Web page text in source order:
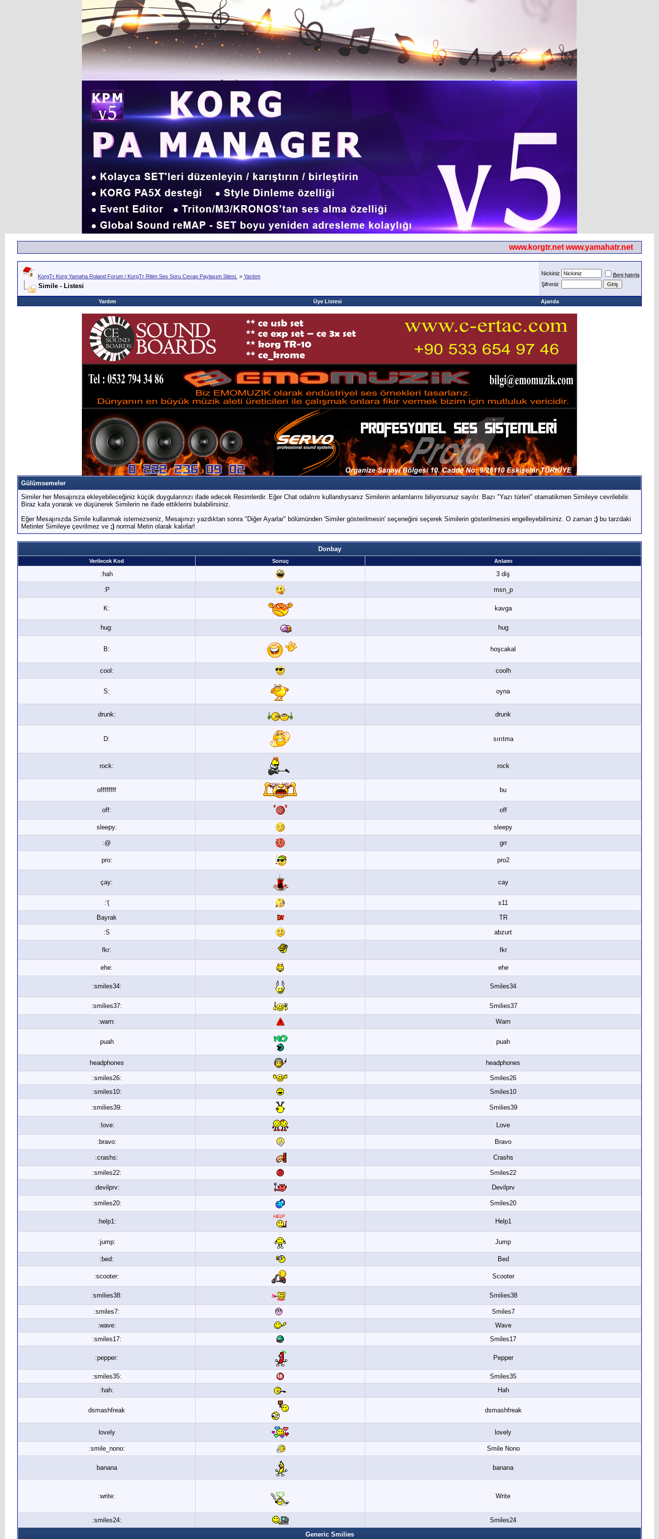
www.korgtr.net www.yamahatr.net
KorgTr Korg Yamaha Roland Forum / KorgTr Ritim Ses Soru Cevap Paylaşım Sitesi. > Yardım
Simile - Listesi
Nickiniz
Beni hatırla
Şifreniz
Yardım Üye Listesi Ajanda
Gülümsemeler
Similer her Mesajınıza ekleyebileceğiniz küçük duygularınızı ifade edecek Resimlerdir. Eğer Chat odalrını kullandıysanız Similerin anlamlarını biliyorsunuz sayılır. Bazı "Yazı türleri" otamatikmen Simileye cevrilebilir.
Biraz kafa yorarak ve düşünerek Similerin ne ifade ettiklerini bulabilirsiniz.
Eğer Mesajınızda Simile kullanmak istemezseniz, Mesajınızı yazdıktan sonra "Diğer Ayarlar" bölümünden 'Similer gösterilmesin' seçeneğini seçerek Similerin gösterilmesini engelleyebilirsiniz. O zaman ;) bu tarzdaki
Metinler Simileye çevrilmez ve ;) normal Metin olarak kalırlar!
Donbay
Verilecek Kod Sonuç Anlamı
:hah 3 diş
:P msn_p
K: kavga
hug: hug
B: hoşcakal
cool: coolh
S: oyna
drunk: drunk
D: sırıtma
rock: rock
offffffff bu
off: off
sleepy: sleepy
:@ grr
pro: pro2
çay: cay
:'(
s11
Bayrak
TR
:S
abzurt
fkr: fkr
ehe: ehe
:smiles34: Smiles34
:smilies37: Smilies37
:warn: Warn
puah puah
headphones headphones
:smiles26:
Smiles26
:smiles10:
Smiles10
:smilies39: Smilies39
:love: Love
:bravo: Bravo
:crashs: Crashs
:smiles22:
Smiles22
:devilprv:
Devilprv
:smiles20: Smiles20
:help1: Help1
:jump: Jump
:bed: Bed
:scooter: Scooter
:smilies38: Smilies38
:smiles7:
Smiles7
:wave:
Wave
:smiles17:
Smiles17
:pepper: Pepper
:smiles35:
Smiles35
:hah:
Hah
dsmashfreak dsmashfreak
lovely lovely
:smile_nono: Smile Nono
banana banana
:write: Write
:smiles24:
Smiles24
Generic Smilies